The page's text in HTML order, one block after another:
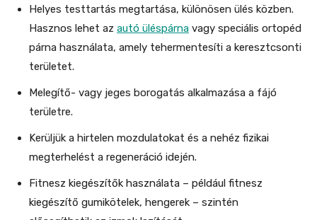
Helyes testtartás megtartása, különösen ülés közben.
Hasznos lehet az autó üléspárna vagy speciális ortopéd
párna használata, amely tehermentesíti a keresztcsonti
területet.
Melegítő- vagy jeges borogatás alkalmazása a fájó
területre.
Kerüljük a hirtelen mozdulatokat és a nehéz fizikai
megterhelést a regeneráció idején.
Fitnesz kiegészítők használata – például fitnesz
kiegészítő gumikötelek, hengerek – szintén